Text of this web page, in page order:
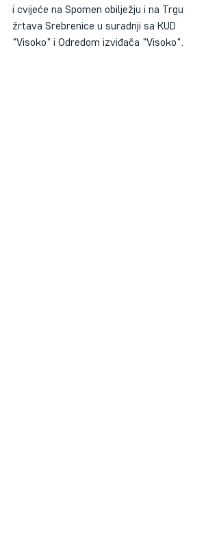
i cvijeće na Spomen obilježju i na Trgu
žrtava Srebrenice u suradnji sa KUD
"Visoko" i Odredom izviđača "Visoko".